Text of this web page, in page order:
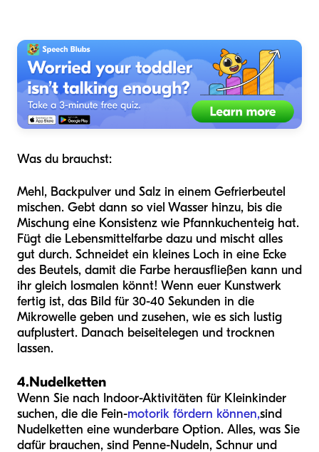
Was du brauchst:
Mehl, Backpulver und Salz in einem Gefrierbeutel
mischen. Gebt dann so viel Wasser hinzu, bis die
Mischung eine Konsistenz wie Pfannkuchenteig hat.
Fügt die Lebensmittelfarbe dazu und mischt alles
gut durch. Schneidet ein kleines Loch in eine Ecke
des Beutels, damit die Farbe herausfließen kann und
ihr gleich losmalen könnt! Wenn euer Kunstwerk
fertig ist, das Bild für 30-40 Sekunden in die
Mikrowelle geben und zusehen, wie es sich lustig
aufplustert. Danach beiseitelegen und trocknen
lassen.
4.Nudelketten
Wenn Sie nach Indoor-Aktivitäten für Kleinkinder
suchen, die die Fein-motorik fördern können,sind
Nudelketten eine wunderbare Option. Alles, was Sie
dafür brauchen, sind Penne-Nudeln, Schnur und